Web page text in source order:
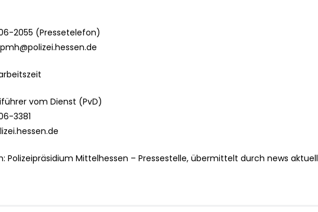
2055 (Pressetelefon)
vom Dienst (PvD)
3381
Polizeipräsidium Mittelhessen – Pressestelle, übermittelt durch news aktuell